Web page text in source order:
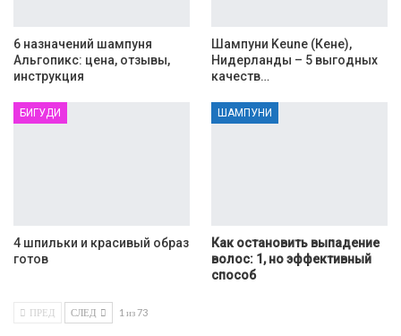
6 назначений шампуня
Альгопикс: цена, отзывы,
инструкция
Шампуни Keune (Кене),
Нидерланды – 5 выгодных
качеств…
БИГУДИ
4 шпильки и красивый образ
готов
ШАМПУНИ
Как остановить выпадение
волос: 1, но эффективный
способ
ПРЕД СЛЕД 1 из 73